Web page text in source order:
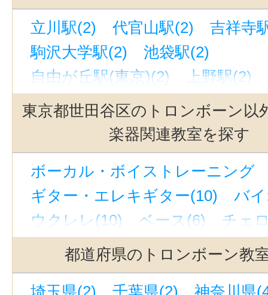
立川駅(2) 代官山駅(2)
吉祥寺
駒沢大学駅(2)
池袋駅(2)
自由が丘駅(東京)(2)
上野駅(2)
西太子堂駅(2)
奥沢駅(2)
新宿
下北沢駅(2)
京成上野駅(2)
若
緑が丘駅(東京)(2)
有楽町駅(2)
恵比寿駅(東京)(2)
渋谷駅(2)
銀座駅(2)
東北沢駅(2)
町田駅
中目黒駅(2)
三軒茶屋駅(2)
銀座一丁目駅(2)
世田谷代田駅
立川南駅(1)
表参道駅(1)
新線
東京都世田谷区のトロンボーン以
楽器関連教室を探す
ボーカル・ボイストレーニング
ギター・エレキギター(10)
バ
ウクレレ(10)
ベース(6)
チェ
ハープ(1)
ウッドベース(3)
ビ
ピアノ(11)
ジャズピアノ(4)
都道府県のトロンボーン教
埼玉県(2) 千葉県(2) 神奈川県